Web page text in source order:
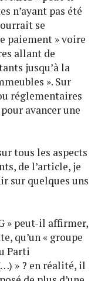
n’ayant pas été
se
paiement » voire
allant de
jusqu’à la
». Sur
réglementaires
avancer une
tous les aspects
de l’article, je
sur quelques uns
» peut-il affirmer,
qu’un « groupe
Parti
» ? en réalité, il